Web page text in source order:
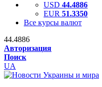
USD 44.4886
EUR 51.3350
Все курсы валют
44.4886
Авторизация
Поиск
UA